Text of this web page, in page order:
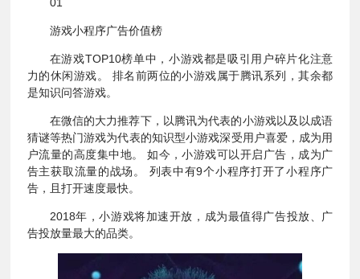
游戏小程序广告价值榜
在游戏TOP10榜单中，小游戏都是吸引用户碎片化注意
力的休闲游戏。 排名前两位的小游戏属于腾讯系列，其余都
是知识问答游戏。
在微信的大力推荐下，以腾讯为代表的小游戏以及以成语
猜谜等热门游戏为代表的知识型小游戏深受用户喜爱，成为用
户流量的高度集中地。 如今，小游戏可以开启广告，成为广
告主获取流量的战场。 列表中有9个小程序打开了小程序广
告，且打开速度最快。
2018年，小游戏将加速开放，成为最值得广告投放、广
告投放量最大的品类。